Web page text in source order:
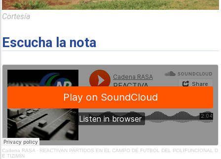
Cortesía
Escucha la nota
Cadena RASA · REACTIVAN PARTIDOS EN EL CAMPO DE FUTBOL DEL POLIFUNCIONAL D
E TIZIMÍN